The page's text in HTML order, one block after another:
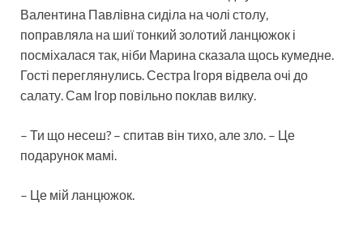
Валентина Павлівна сиділа на чолі столу,
поправляла на шиї тонкий золотий ланцюжок і
посміхалася так, ніби Марина сказала щось кумедне.
Гості переглянулись. Сестра Ігоря відвела очі до
салату. Сам Ігор повільно поклав вилку.
– Ти що несеш? – спитав він тихо, але зло. – Це
подарунок мамі.
– Це мій ланцюжок.